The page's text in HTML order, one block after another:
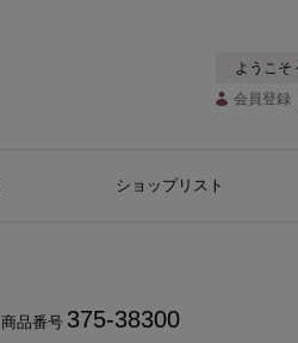
ようこそ
会員登録
ショップリスト
商品番号 375-38300